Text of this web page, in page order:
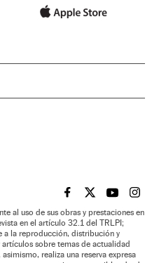
EL PAÍS BRASIL EN
EL PAÍSEL PAÍS
EL
al uso de sus obras y prestaciones en
en el artículo 32.1 del TRLPI;
a la reproducción, distribución y
sobre temas de actualidad
realiza una reserva expresa